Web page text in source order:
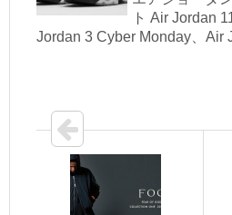
ト Air Jordan
Jordan 3 Cyber Monday、Air